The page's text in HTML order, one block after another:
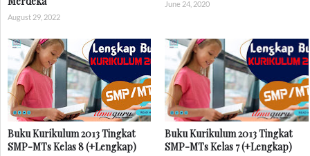
August 29, 2022
June 24, 2020
Buku Kurikulum 2013 Tingkat
SMP-MTs Kelas 8 (+Lengkap)
Buku Kurikulum 2013 Tingkat
SMP-MTs Kelas 7 (+Lengkap)